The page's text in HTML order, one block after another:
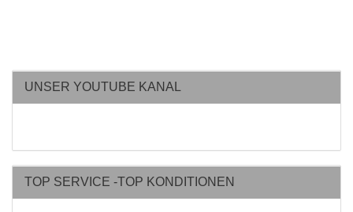
UNSER YOUTUBE KANAL
TOP SERVICE -TOP KONDITIONEN